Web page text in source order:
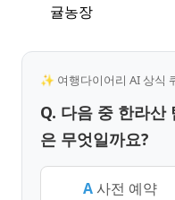
귤농장
✨ 여행다이어리 AI 상식
Q. 다음 중 한라산
은 무엇일까요?
A사전 예약